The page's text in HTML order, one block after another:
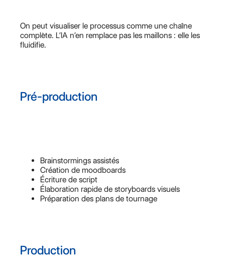
On peut visualiser le processus comme une chaîne
complète. L’IA n’en remplace pas les maillons : elle les
fluidifie.
Pré-production
Brainstormings assistés
Création de moodboards
Écriture de script
Élaboration rapide de storyboards visuels
Préparation des plans de tournage
Production